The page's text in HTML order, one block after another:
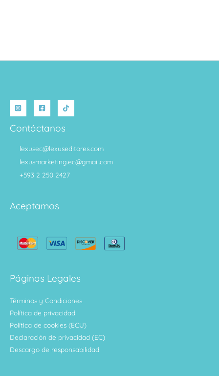
Contáctanos
lexusec@lexuseditores.com
lexusmarketing.ec@gmail.com
+593 2 250 2427
Aceptamos
Páginas Legales
Términos y Condiciones
Política de privacidad
Política de cookies (ECU)
Declaración de privacidad (EC)
Descargo de responsabilidad